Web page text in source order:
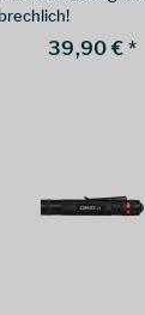
39,90 € *